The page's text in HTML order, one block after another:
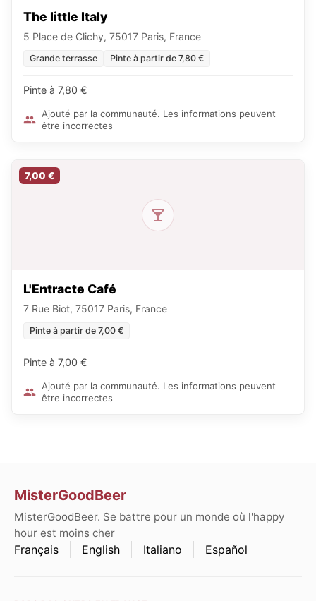
The little Italy
5 Place de Clichy, 75017 Paris, France
Grande terrasse Pinte à partir de 7,80 €
Pinte à 7,80 €
Ajouté par la communauté. Les informations peuvent
être incorrectes
7,00 €
L'Entracte Café
7 Rue Biot, 75017 Paris, France
Pinte à partir de 7,00 €
Pinte à 7,00 €
Ajouté par la communauté. Les informations peuvent
être incorrectes
MisterGoodBeer
MisterGoodBeer. Se battre pour un monde où l'happy
hour est moins cher
Français English Italiano Español